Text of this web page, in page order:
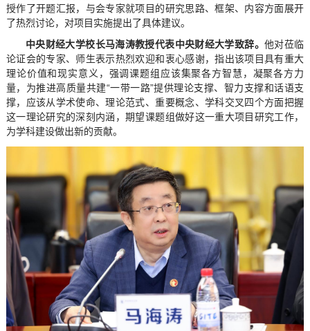
授作了开题汇报，与会专家就项目的研究思路、框架、内容方面展开
了热烈讨论，对项目实施提出了具体建议。
中央财经大学校长马海涛教授代表中央财经大学致辞。 他对莅临
论证会的专家、师生表示热烈欢迎和衷心感谢，指出该项目具有重大
理论价值和现实意义，强调课题组应该集聚各方智慧，凝聚各方力
量，为推进高质量共建“一带一路”提供理论支撑、智力支撑和话语支
撑，应该从学术使命、理论范式、重要概念、学科交叉四个方面把握
这一理论研究的深刻内涵，期望课题组做好这一重大项目研究工作，
为学科建设做出新的贡献。